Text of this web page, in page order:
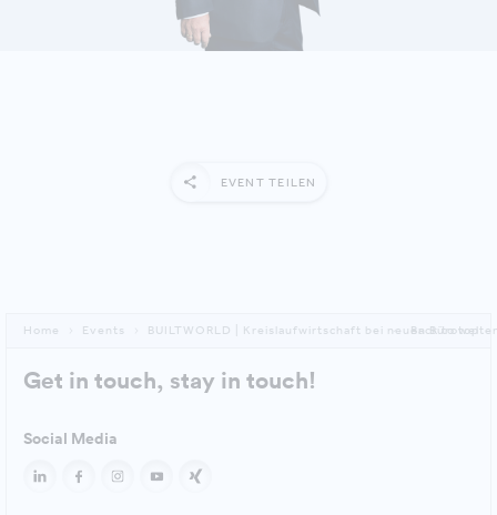
MEHR ERFAHREN
EVENT TEILEN
Home Events BUILTWORLD | Kreislaufwirtschaft bei neuenBack to top
Get in touch, stay in touch!
Social Media